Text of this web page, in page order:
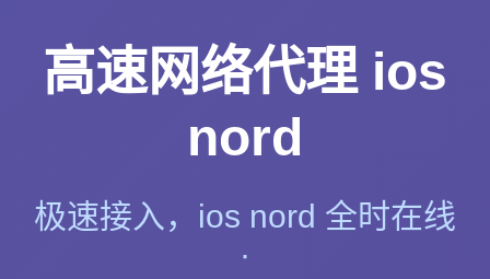
高速网络代理 ios
nord
极速接入，ios nord 全时在线
·